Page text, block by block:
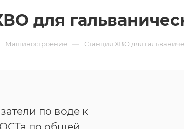
для
Машиностроение — Станция ХВО для
по воде к